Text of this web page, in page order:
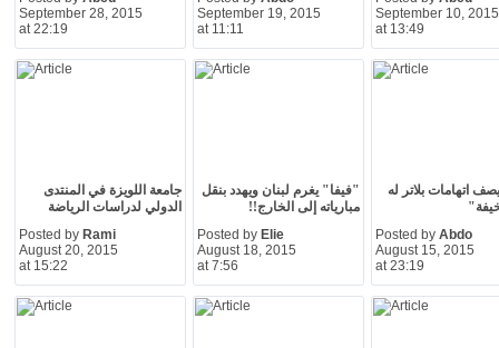
September 28, 2015
at 22:19
September 19, 2015
at 11:11
September 10, 2015
at 13:49
جامعة اللويزة في المنتدى
الدولي لدراسات الرياضة
Posted by Rami
August 20, 2015
at 15:22
"فيفا" يغرم لبنان ويهدد بنقل
مبارياته إلى الخارج!!
Posted by Elie
August 18, 2015
at 7:56
يصف اتهامات بلاتر له
Posted by Abdo
August 15, 2015
at 23:19